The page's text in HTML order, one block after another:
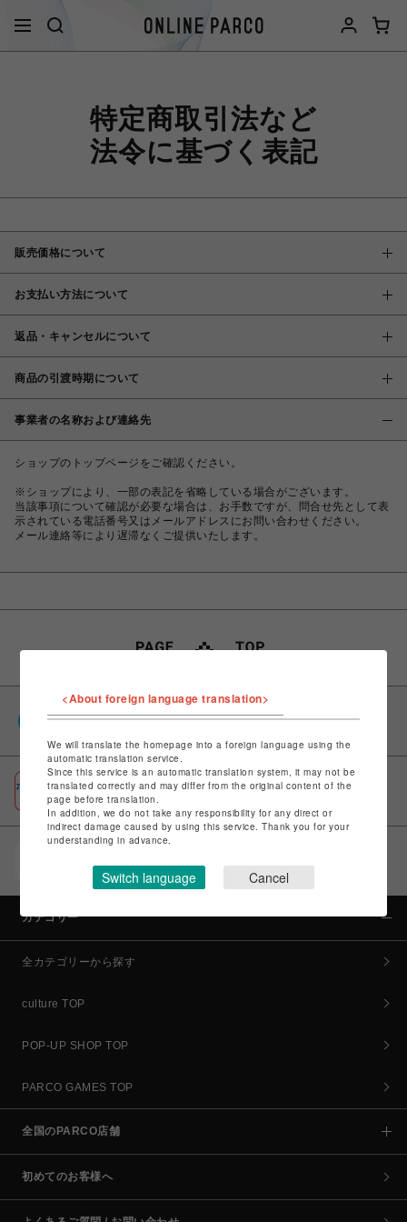
特定商取引法など
法令に基づく表記
販売価格について
お支払い方法について
返品・キャンセルについて
商品の引渡時期について
事業者の名称および連絡先
ショップのトップページをご確認ください。
※ショップにより、一部の表記を省略している場合がございます。
当該事項について確認が必要な場合は、お手数ですが、問合せ先として表
示されている電話番号又はメールアドレスにお問い合わせください。
メール連絡等により遅滞なくご提供いたします。
PARCOポイント
ポケパル払い
初回登録＆お買物で最大1,500円分のPARCOポイント進呈
コイン＆クーポンでPARCOでのお買い物がオトクに
カテゴリー
全カテゴリーから探す
culture TOP
POP-UP SHOP TOP
PARCO GAMES TOP
全国のPARCO店舗
初めてのお客様へ
<About foreign language translation>
We will translate the homepage into a foreign language using the
automatic translation service.
Since this service is an automatic translation system, it may not be
translated correctly and may differ from the original content of the
page before translation.
In addition, we do not take any responsibility for any direct or
indirect damage caused by using this service. Thank you for your
understanding in advance.
Switch language Cancel